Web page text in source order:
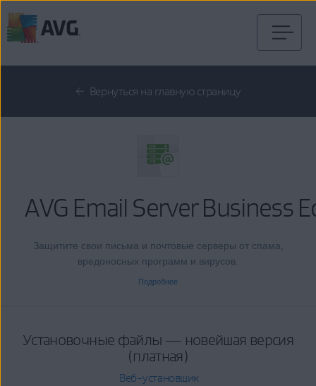
к
Вернуться на главную страницу
AVG Email Server Business
Защитите свои письма и почтовые серверы от спама,
вредоносных программ и вирусов.
Подробнее
Установочные файлы — новейшая версия
(платная)
Веб-установщик